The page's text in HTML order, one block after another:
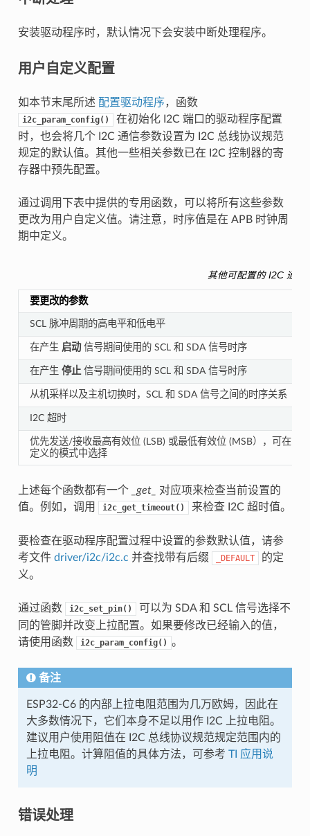
安装驱动程序时，默认情况下会安装中断处理程序。
用户自定义配置
如本节末尾所述 配置驱动程序，函数
i2c_param_config()
在初始化 I2C 端口的驱动程序配置
时，也会将几个 I2C 通信参数设置为 I2C 总线协议规范
规定的默认值。其他一些相关参数已在 I2C 控制器的寄
存器中预先配置。
通过调用下表中提供的专用函数，可以将所有这些参数
更改为用户自定义值。请注意，时序值是在 APB 时钟周
期中定义。
其他可配置的 I2C 通信
要更改的参数
SCL 脉冲周期的高电平和低电平
在产生 启动信号期间使用的 SCL 和 SDA 信号时序
在产生 停止信号期间使用的 SCL 和 SDA 信号时序
从机采样以及主机切换时，SCL 和 SDA 信号之间的时序关系
I2C 超时
优先发送/接收最高有效位 (LSB) 或最低有效位 (MSB），可在
定义的模式中选择
上述每个函数都有一个 _get_
对应项来检查当前设置的
值。例如，调用
i2c_get_timeout() 来检查 I2C 超时值。
要检查在驱动程序配置过程中设置的参数默认值，请参
考文件 driver/i2c/i2c.c 并查找带有后缀 _DEFAULT
的定
义。
通过函数 i2c_set_pin()
可以为 SDA 和 SCL 信号选择不
同的管脚并改变上拉配置。如果要修改已经输入的值，
请使用函数
i2c_param_config() 。
备注
ESP32-C6 的内部上拉电阻范围为几万欧姆，因此在
大多数情况下，它们本身不足以用作 I2C 上拉电阻。
建议用户使用阻值在 I2C 总线协议规范规定范围内的
上拉电阻。计算阻值的具体方法，可参考 TI 应用说
明
错误处理